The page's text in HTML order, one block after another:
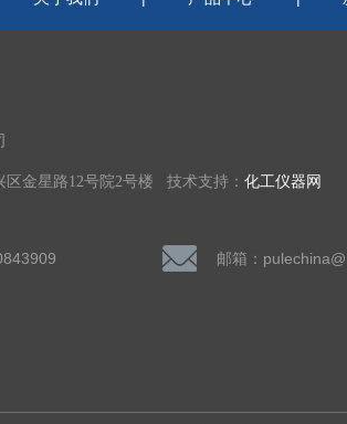
区金星路12号院2号楼 技术支持： 化工仪器网
邮箱：